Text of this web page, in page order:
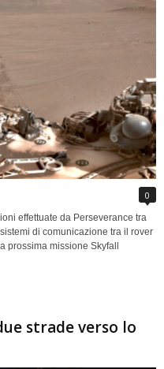
0
effettuate da Perseverance tra
di comunicazione tra il rover
prossima missione Skyfall
strade verso lo